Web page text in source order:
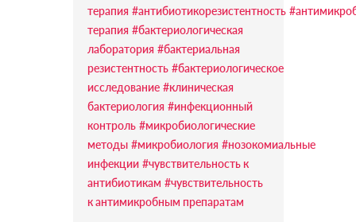
терапия #антибиотикорезистентность
терапия #бактериологическая
лаборатория #бактериальная
резистентность #бактериологическое
исследование #клиническая
бактериология #инфекционный
контроль #микробиологические
методы #микробиология #нозокомиальные
инфекции #чувствительность к
антибиотикам #чувствительность
к антимикробным препаратам